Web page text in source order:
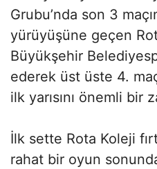
Grubu’nda son 3
yürüyüşüne geçen
Büyükşehir
ederek üst üste 4.
ilk yarısını önemli bir
İlk sette Rota Koleji
rahat bir oyun